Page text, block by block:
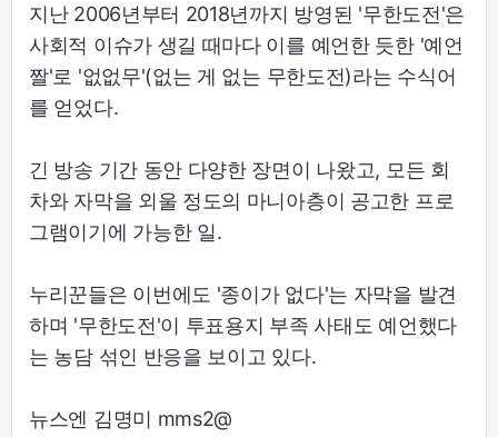
지난 2006년부터 2018년까지 방영된 '무한도전'은
사회적 이슈가 생길 때마다 이를 예언한 듯한 '예언
짤'로 '없없무'(없는 게 없는 무한도전)라는 수식어
를 얻었다.
긴 방송 기간 동안 다양한 장면이 나왔고, 모든 회
차와 자막을 외울 정도의 마니아층이 공고한 프로
그램이기에 가능한 일.
누리꾼들은 이번에도 '종이가 없다'는 자막을 발견
하며 '무한도전'이 투표용지 부족 사태도 예언했다
는 농담 섞인 반응을 보이고 있다.
뉴스엔 김명미 mms2@